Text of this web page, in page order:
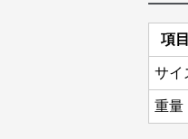
項目
サイ
重量